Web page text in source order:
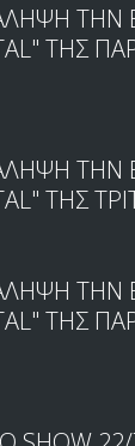
ΤΗΣ
ΤΗΣ
ΤΗΣ